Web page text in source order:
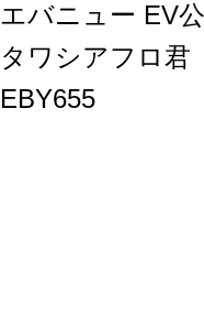
エバニュー EV
タワシアフロ君
EBY655